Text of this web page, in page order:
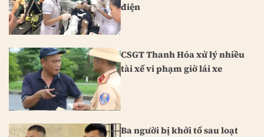
điện
CSGT Thanh Hóa xử lý nhiều
tài xế vi phạm giờ lái xe
Ba người bị khởi tố sau loạt